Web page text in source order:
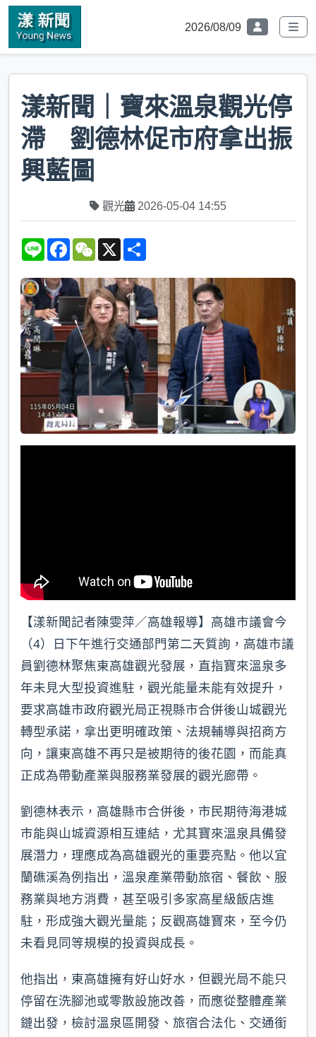
2026/08/09
漾新聞｜寶來溫泉觀光停
滯 劉德林促市府拿出振
興藍圖
觀光 2026-05-04 14:55
L
e
F
e
b
o
k
W
h
a
t
X
r
e
【漾新聞記者陳雯萍／高雄報導】高雄市議會今
（4）日下午進行交通部門第二天質詢，高雄市議
員劉德林聚焦東高雄觀光發展，直指寶來溫泉多
年未見大型投資進駐，觀光能量未能有效提升，
要求高雄市政府觀光局正視縣市合併後山城觀光
轉型承諾，拿出更明確政策、法規輔導與招商方
向，讓東高雄不再只是被期待的後花園，而能真
正成為帶動產業與服務業發展的觀光廊帶。
劉德林表示，高雄縣市合併後，市民期待海港城
市能與山城資源相互連結，尤其寶來溫泉具備發
展潛力，理應成為高雄觀光的重要亮點。他以宜
蘭礁溪為例指出，溫泉產業帶動旅宿、餐飲、服
務業與地方消費，甚至吸引多家高星級飯店進
駐，形成強大觀光量能；反觀高雄寶來，至今仍
未看見同等規模的投資與成長。
他指出，東高雄擁有好山好水，但觀光局不能只
停留在洗腳池或零散設施改善，而應從整體產業
鏈出發，檢討溫泉區開發、旅宿合法化、交通銜